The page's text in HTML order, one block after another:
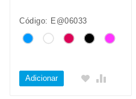
Código: E@06033
Adicionar